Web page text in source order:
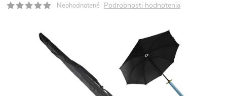
Neohodnotené Podrobnosti hodnotenia